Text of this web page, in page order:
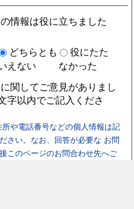
情報は役に立ちました
どちらとも
えない
役にたた
なかった
関してご意見がありまし
字以内でご記入くださ
所や電話番号などの個人情報は記
さい。なお、回答が必要な お問
このページのお問合わせ先へご